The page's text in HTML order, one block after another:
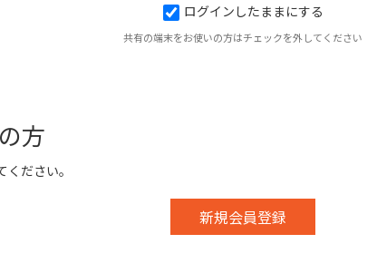
ログインしたままにする
共有の端末をお使いの方はチェックを外してください
方
ださい。